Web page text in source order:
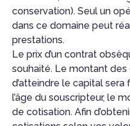
conservation). Seul un
dans ce domaine peut
prestations.
Le prix d’un contrat
souhaité. Le montant
d’atteindre le capital sera
l’âge du souscripteur, le
de cotisation. Afin